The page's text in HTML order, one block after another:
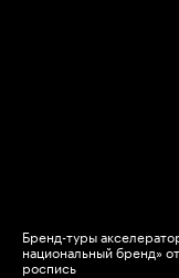
Бренд-туры
национальный бренд»
роспись